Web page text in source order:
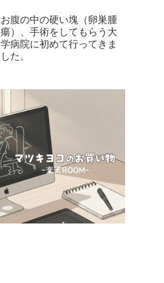
お腹の中の硬い塊（卵巣腫
瘍）、手術をしてもらう大
学病院に初めて行ってきま
した。